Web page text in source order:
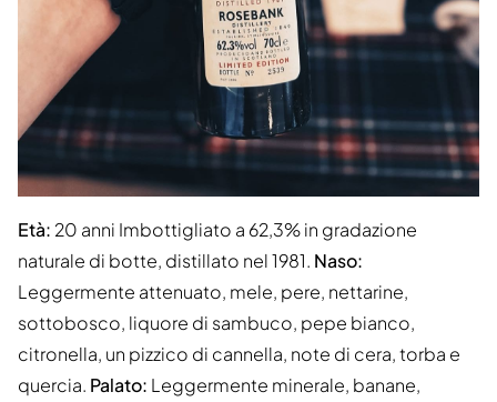
Età: 20 anni Imbottigliato a 62,3% in gradazione
naturale di botte, distillato nel 1981. Naso:
Leggermente attenuato, mele, pere, nettarine,
sottobosco, liquore di sambuco, pepe bianco,
citronella, un pizzico di cannella, note di cera, torba e
quercia. Palato: Leggermente minerale, banane,